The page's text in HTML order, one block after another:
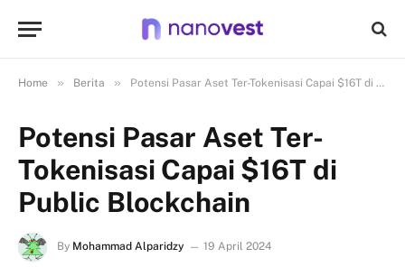
Home » Berita » Potensi Pasar Aset Ter-Tokenisasi Capai $16T di Public Blockchain
Potensi Pasar Aset Ter-
Tokenisasi Capai $16T di
Public Blockchain
By Mohammad Alparidzy 19 April 2024